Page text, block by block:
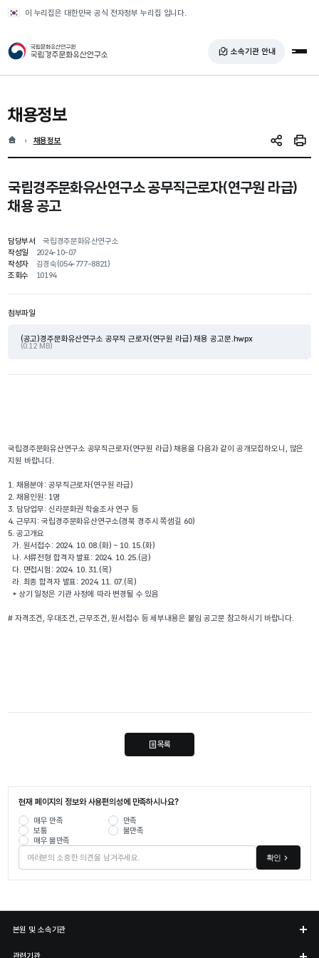
이 누리집은 대한민국 공식 전자정부 누리집 입니다.
국가유산청 국립경주문화유산연구소 소속기관 안내 전
채용정보
홈 현재 위치
채용정보 SNS 공유인쇄
국립경주문화유산연구소 공무직근로자(연구원 라급)
채용 공고
담당부서
국립경주문화유산연구소
작성일
2024-10-07
작성자
김경숙(054-777-8821)
조회수
10194
첨부파일
(공고)경주문화유산연구소 공무직 근로자(연구원 라급) 채용 공고문.hwpx
(0.12 MB)
국립경주문화유산연구소 공무직근로자(연구원 라급) 채용을 다음과 같이 공개모집하오니, 많은
지원 바랍니다.
1. 채용분야: 공무직근로자(연구원 라급)
2. 채용인원: 1명
3. 담당업무: 신라문화권 학술조사 연구 등
4. 근무지: 국립경주문화유산연구소(경북 경주시 쪽샘길 60)
5. 공고개요
  가. 원서접수: 2024. 10. 08.(화) ~ 10. 15.(화)
  나. 서류전형 합격자 발표: 2024. 10. 25.(금)
  다. 면접시험: 2024. 10. 31.(목)
  라. 최종 합격자 발표: 2024. 11. 07.(목)
  * 상기 일정은 기관 사정에 따라 변경될 수 있음
# 자격조건, 우대조건, 근무조건, 원서접수 등 세부내용은 붙임 공고문 참고하시기 바랍니다.
목록
현재 페이지의 정보와 사용편의성에 만족하시나요?
매우 만족
만족
보통
불만족
매우 불만족
확인
본원 및 소속기관